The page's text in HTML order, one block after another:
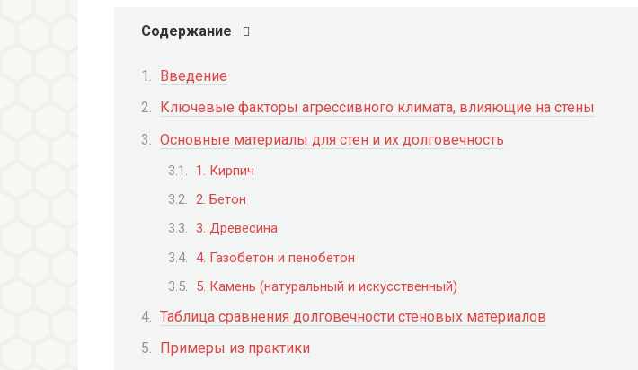
Содержание
Введение
Ключевые факторы агрессивного климата, влияющие на стены
Основные материалы для стен и их долговечность
1. Кирпич
2. Бетон
3. Древесина
4. Газобетон и пенобетон
5. Камень (натуральный и искусственный)
Таблица сравнения долговечности стеновых материалов
Примеры из практики